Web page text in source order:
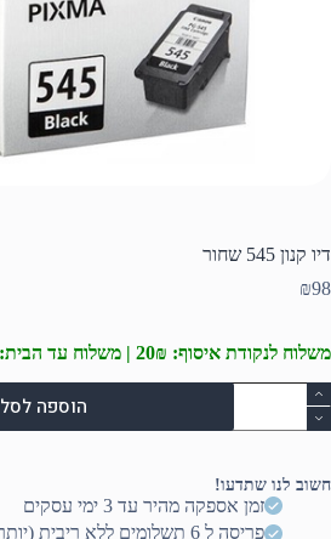
דיו קנון 545 שחור
₪98
משלוח לנקודת איסוף: 20₪ | משלוח עד הבית: 50₪
כמות
של
דיו
שחור
הוספה לסל
חשוב לנו שתדעו!
זמן אספקה מהיר עד 3 ימי עסקים
פריסה ל 6 תשלומים ללא ריבית (יותר? דברו איתנו)